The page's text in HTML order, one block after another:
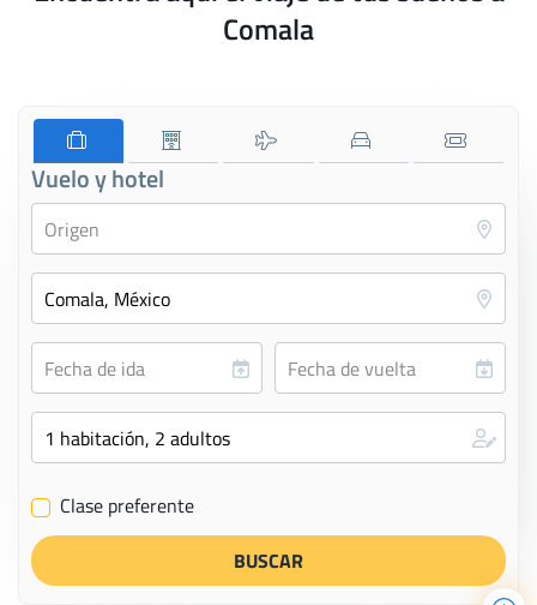
Comala
Vuelo y hotel
✔ Clase preferente